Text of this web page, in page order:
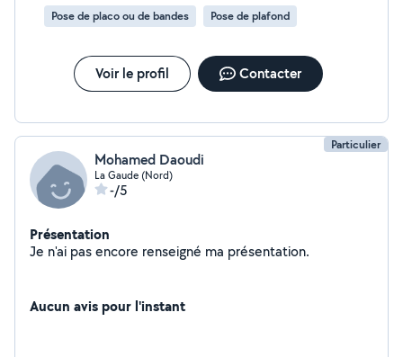
Pose de placo ou de bandes Pose de plafond
Voir le profil Contacter
Particulier
Mohamed Daoudi
La Gaude (Nord)
-/5
Présentation
Je n'ai pas encore renseigné ma présentation.
Aucun avis pour l'instant